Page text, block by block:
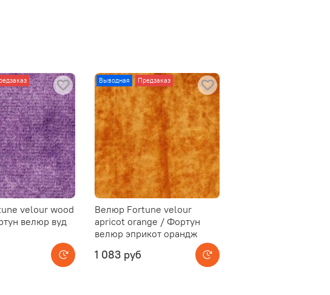
velour wood
велюр вуд
Выводная Предзаказ
Велюр Fortune velour
apricot orange / Фортун
велюр эприкот орандж
1 083 руб